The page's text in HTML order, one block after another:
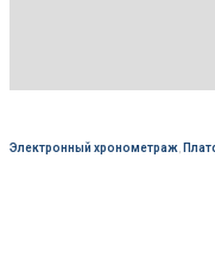
Электронный хронометраж